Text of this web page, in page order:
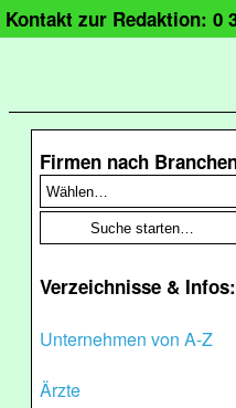
Kontakt zur Redaktion: 0
Firmen nach
Verzeichnisse & Infos:
Unternehmen von A-Z
Ärzte